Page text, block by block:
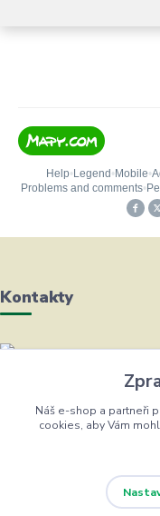
Kontakty
Helena Bayerová
+420 604 711 491
(Po-Čt, 8-16 hod.)
Náš e-shop a partneři
cookies, aby Vám